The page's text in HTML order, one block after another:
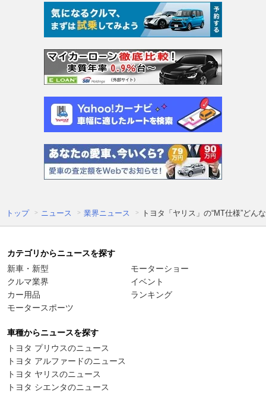
トップ ニュース 業界ニュース トヨタ「ヤリス」の“MT仕様”どん
カテゴリからニュースを探す
新車・新型
クルマ業界
カー用品
モータースポーツ
モーターショー
イベント
ランキング
車種からニュースを探す
トヨタ プリウスのニュース
トヨタ アルファードのニュース
トヨタ ヤリスのニュース
トヨタ シエンタのニュース